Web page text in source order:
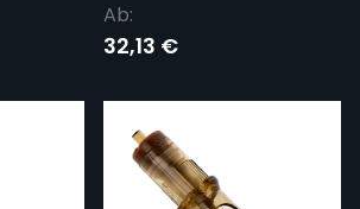
Ab:
32,13 €